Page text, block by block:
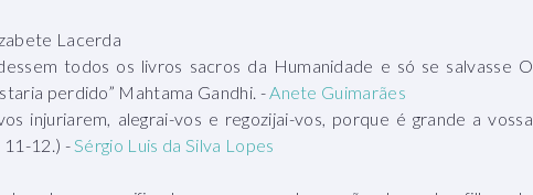
Lacerda
todos os livros sacros da Humanidade e só se salvasse O
perdido” Mahtama Gandhi. -Anete Guimarães
injuriarem, alegrai-vos e regozijai-vos, porque é grande a vossa
11-12.) -Sérgio Luis da Silva Lopes